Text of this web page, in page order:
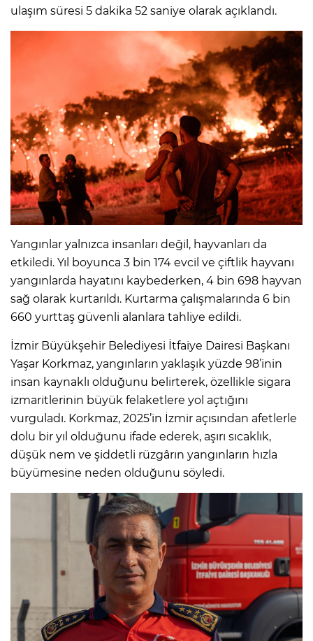
ulaşım süresi 5 dakika 52 saniye olarak açıklandı.
Yangınlar yalnızca insanları değil, hayvanları da
etkiledi. Yıl boyunca 3 bin 174 evcil ve çiftlik hayvanı
yangınlarda hayatını kaybederken, 4 bin 698 hayvan
sağ olarak kurtarıldı. Kurtarma çalışmalarında 6 bin
660 yurttaş güvenli alanlara tahliye edildi.
İzmir Büyükşehir Belediyesi İtfaiye Dairesi Başkanı
Yaşar Korkmaz, yangınların yaklaşık yüzde 98’inin
insan kaynaklı olduğunu belirterek, özellikle sigara
izmaritlerinin büyük felaketlere yol açtığını
vurguladı. Korkmaz, 2025’in İzmir açısından afetlerle
dolu bir yıl olduğunu ifade ederek, aşırı sıcaklık,
düşük nem ve şiddetli rüzgârın yangınların hızla
büyümesine neden olduğunu söyledi.